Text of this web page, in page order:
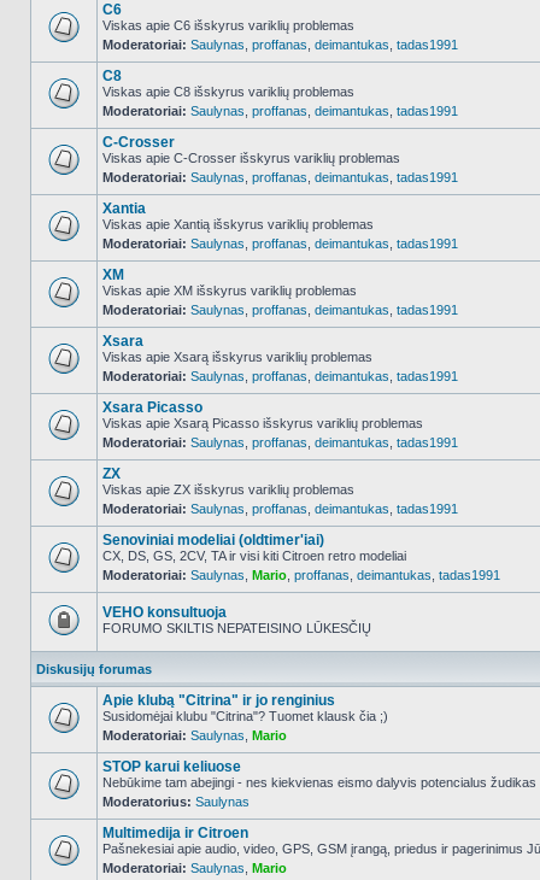
NO_UNREAD_POSTS
C6
Viskas apie C6 išskyrus variklių problemas
Moderatoriai: Saulynas proffanas deimantukas tadas1991
NO_UNREAD_POSTS
C8
Viskas apie C8 išskyrus variklių problemas
Moderatoriai: Saulynas proffanas deimantukas tadas1991
NO_UNREAD_POSTS
C-Crosser
Viskas apie C-Crosser išskyrus variklių problemas
Moderatoriai: Saulynas proffanas deimantukas tadas1991
NO_UNREAD_POSTS
Xantia
Viskas apie Xantią išskyrus variklių problemas
Moderatoriai: Saulynas proffanas deimantukas tadas1991
NO_UNREAD_POSTS
XM
Viskas apie XM išskyrus variklių problemas
Moderatoriai: Saulynas proffanas deimantukas tadas1991
NO_UNREAD_POSTS
Xsara
Viskas apie Xsarą išskyrus variklių problemas
Moderatoriai: Saulynas proffanas deimantukas tadas1991
NO_UNREAD_POSTS
Xsara Picasso
Viskas apie Xsarą Picasso išskyrus variklių problemas
Moderatoriai: Saulynas proffanas deimantukas tadas1991
NO_UNREAD_POSTS
ZX
Viskas apie ZX išskyrus variklių problemas
Moderatoriai: Saulynas proffanas deimantukas tadas1991
NO_UNREAD_POSTS
Senoviniai modeliai (oldtimer'iai)
CX, DS, GS, 2CV, TA ir visi kiti Citroen retro modeliai
Moderatoriai: Saulynas Mario proffanas deimantukas tadas1991
užrakintas
VEHO konsultuoja
FORUMO SKILTIS NEPATEISINO LŪKESČIŲ
Diskusijų forumas
NO_UNREAD_POSTS
Apie klubą "Citrina" ir jo renginius
Susidomėjai klubu "Citrina"? Tuomet klausk čia ;)
Moderatoriai: Saulynas Mario
NO_UNREAD_POSTS
STOP karui keliuose
Nebūkime tam abejingi - nes kiekvienas eismo dalyvis potencialus žudikas
Moderatorius: Saulynas
NO_UNREAD_POSTS
Multimedija ir Citroen
Pašnekesiai apie audio, video, GPS, GSM įrangą, priedus ir pagerinimus
Moderatoriai: Saulynas Mario